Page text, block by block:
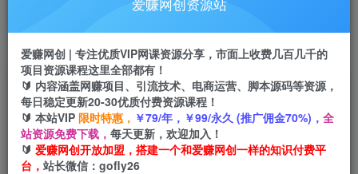
会员专属推广链接
首页 创业课程 会员专属 正文
（6248期）最新哔哩直播间全自动抢红包挂机项
目，单号5-10+【脚本+详细教程】
爱赚网创
2年前发布
关注 私信
爱赚网创资源站
爱赚网创 | 专注优质VIP网课资源分享，市面上收费几百几千的
项目资源课程这里全部都有！
🔰 内容涵盖网赚项目、引流技术、电商运营、脚本源码等资源，
每日稳定更新20-30优质付费资源课程！
🔰 本站VIP 限时特惠， ￥79/年，￥99/永久 (推广佣金70%)， 全
站资源免费下载， 每天更新，欢迎加入！
🔰 爱赚网创开放加盟，搭建一个和爱赚网创一样的知识付费平
台， 站长微信：gofly26